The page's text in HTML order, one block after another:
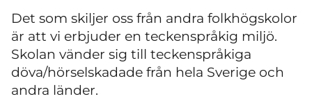
Det som skiljer oss från andra folkhögskolor
är att vi erbjuder en teckenspråkig miljö.
Skolan vänder sig till teckenspråkiga
döva/hörselskadade från hela Sverige och
andra länder.